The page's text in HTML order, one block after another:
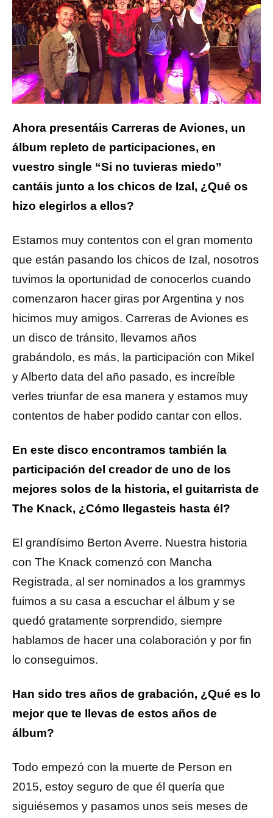
Ahora presentáis Carreras de Aviones, un
álbum repleto de participaciones, en
vuestro single “Si no tuvieras miedo”
cantáis junto a los chicos de Izal, ¿Qué os
hizo elegirlos a ellos?
Estamos muy contentos con el gran momento
que están pasando los chicos de Izal, nosotros
tuvimos la oportunidad de conocerlos cuando
comenzaron hacer giras por Argentina y nos
hicimos muy amigos. Carreras de Aviones es
un disco de tránsito, llevamos años
grabándolo, es más, la participación con Mikel
y Alberto data del año pasado, es increíble
verles triunfar de esa manera y estamos muy
contentos de haber podido cantar con ellos.
En este disco encontramos también la
participación del creador de uno de los
mejores solos de la historia, el guitarrista de
The Knack, ¿Cómo llegasteis hasta él?
El grandísimo Berton Averre. Nuestra historia
con The Knack comenzó con Mancha
Registrada, al ser nominados a los grammys
fuimos a su casa a escuchar el álbum y se
quedó gratamente sorprendido, siempre
hablamos de hacer una colaboración y por fin
lo conseguimos.
Han sido tres años de grabación, ¿Qué es lo
mejor que te llevas de estos años de
álbum?
Todo empezó con la muerte de Person en
2015, estoy seguro de que él quería que
siguiésemos y pasamos unos seis meses de